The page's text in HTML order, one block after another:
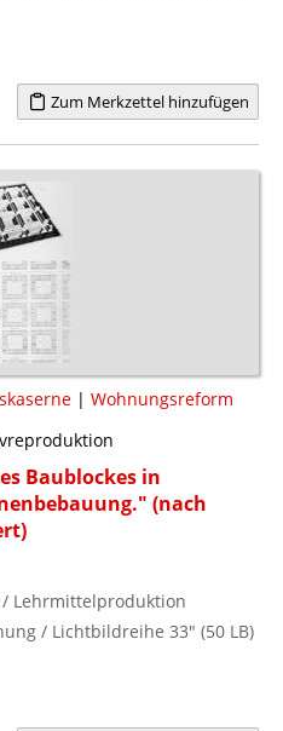
Zum Merkzettel hinzufügen
| Wohnungsreform
Baublockes in
(nach
/ Lehrmittelproduktion
/ Lichtbildreihe 33" (50 LB)